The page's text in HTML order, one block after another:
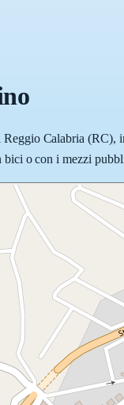
Calabria
o con i mezzi